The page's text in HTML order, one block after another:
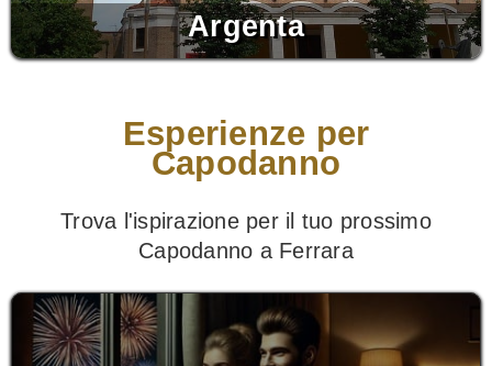
Argenta
Esperienze per
Capodanno
Trova l'ispirazione per il tuo prossimo
Capodanno a Ferrara